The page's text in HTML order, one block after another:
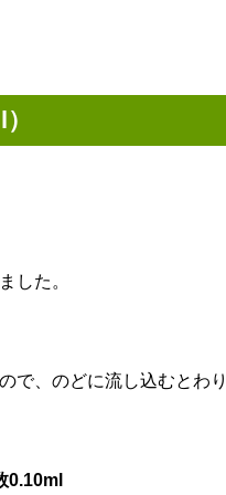
した。
で、のどに流し込むとわ
0.10ml